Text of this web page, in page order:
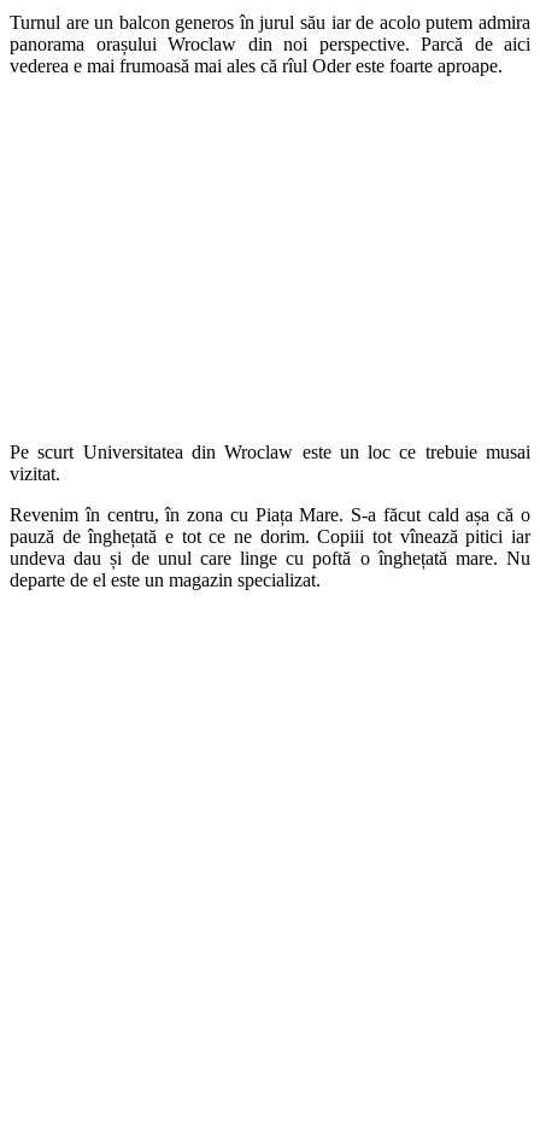
Turnul are un balcon generos în jurul său iar de acolo putem admira
panorama orașului Wroclaw din noi perspective. Parcă de aici
vederea e mai frumoasă mai ales că rîul Oder este foarte aproape.
Pe scurt Universitatea din Wroclaw este un loc ce trebuie musai
vizitat.
Revenim în centru, în zona cu Piața Mare. S-a făcut cald așa că o
pauză de înghețată e tot ce ne dorim. Copiii tot vînează pitici iar
undeva dau și de unul care linge cu poftă o înghețată mare. Nu
departe de el este un magazin specializat.